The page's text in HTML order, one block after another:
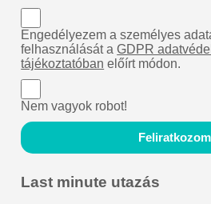
Engedélyezem a személyes
felhasználását aGDPR
tájékoztatóban előírt módon.
Nem vagyok robot!
Last minute utazás